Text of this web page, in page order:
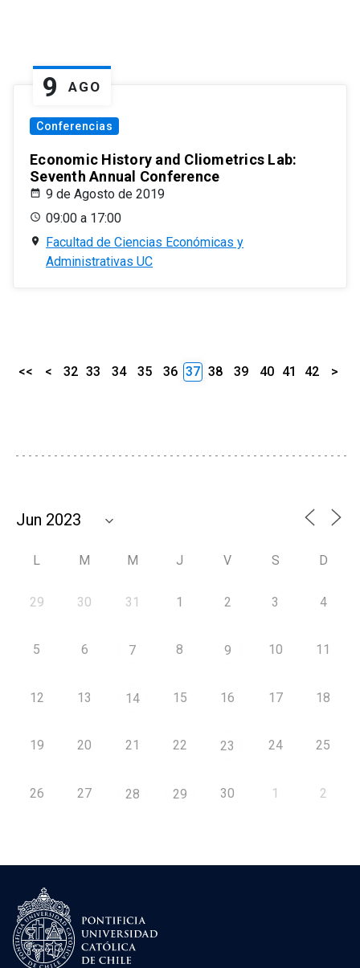
9 AGO
Conferencias
Economic History and Cliometrics Lab:
Seventh Annual Conference
9 de Agosto de 2019
09:00 a 17:00
Facultad de Ciencias Económicas y
Administrativas UC
<< < 32 33 34 35 36 37 38 39 40 41 42 >
L M M J V S D
29 30 31 1 2 3 4
5 6 7 8 9 10 11
12 13 14 15 16 17 18
19 20 21 22 23 24 25
26 27 28 29 30 1 2